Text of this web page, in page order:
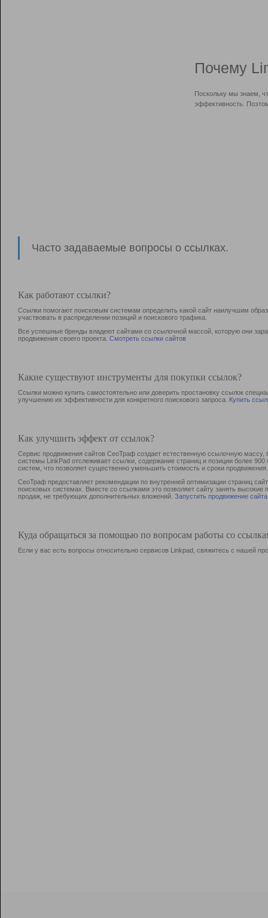
Почему
Поскольку мы знаем,
эффективность.
Часто задаваемые вопросы о ссылках.
Как работают ссылки?
Ссылки помогают поисковым системам определить какой сайт наилучшим
участвовать в раcпределении позиций и поискового трафика.
Все успешные бренды владеют сайтами со ссылочной массой, которую они
продвижения своего проекта. Смотреть ссылки сайтов
Какие существуют инструменты для покупки ссылок?
Ссылки можно купить самостоятельно или доверить простановку ссылок
улучшению их эффективности для конкретного поискового запроса. Купить
Как улучшить эффект от ссылок?
Сервис продвижения сайтов СеоТраф создает естественную ссылочную
системы LinkPad отслеживает ссылки, содержание страниц и позиции более
систем, что позволяет существенно уменьшить стоимость и сроки продвижения.
СеоТраф предоставляет рекомендации по внутренней оптимизации страниц
поисковых системах. Вместе со ссылками это позволяет сайту занять
продаж, не требующих дополнительных вложений. Запустить продвижение сайта
Куда обращаться за помощью по вопросам работы со
Если у вас есть вопросы относительно сервисов Linkpad, свяжитесь с нашей